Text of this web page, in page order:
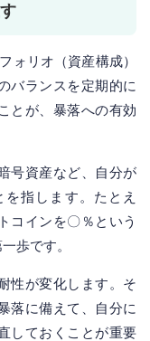
ォリオ（資産構成）
バランスを定期的に
とが、暴落への有効
号資産など、自分が
指します。たとえ
コインを〇％という
歩です。
性が変化します。そ
落に備えて、自分に
しておくことが重要